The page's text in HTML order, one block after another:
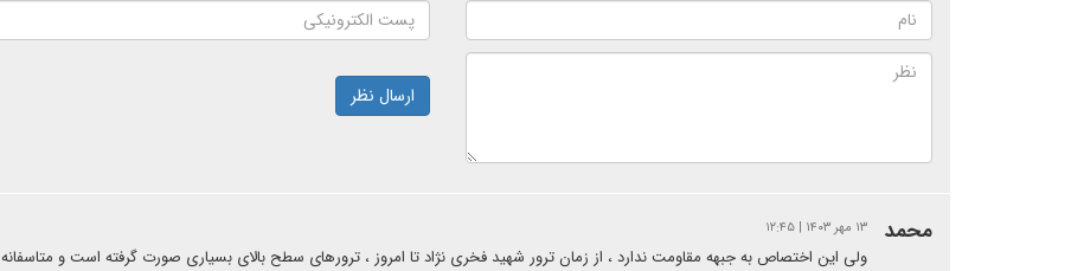
ارسال نظر
محمد ۱۳ مهر ۱۴۰۳ | ۱۲:۴۵
ولی این اختصاص به جبهه مقاومت ندارد ، از زمان ترور شهید فخری نژاد تا امروز ، ترورهای سطح بالای بسیاری صورت گرفته است و متاسفانه